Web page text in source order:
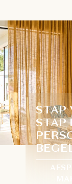
STAP
STAP